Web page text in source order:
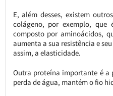
E, além desses, existem
colágeno, por exemplo,
composto por aminoácidos,
aumenta a sua resistência e
assim, a elasticidade.
Outra proteína importante é a
perda de água, mantém o fio